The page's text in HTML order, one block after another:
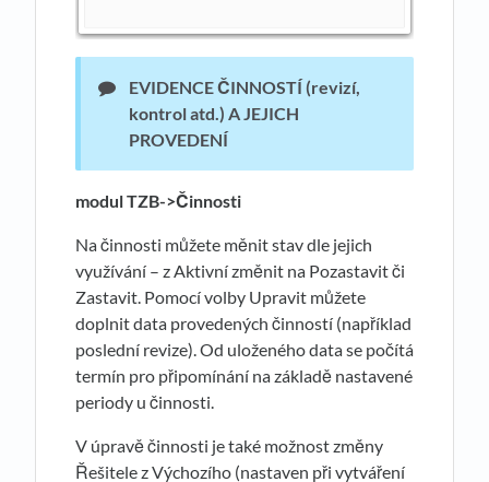
EVIDENCE ČINNOSTÍ (revizí,
kontrol atd.) A JEJICH
PROVEDENÍ
modul TZB->Činnosti
Na činnosti můžete měnit stav dle jejich
využívání – z Aktivní změnit na Pozastavit či
Zastavit. Pomocí volby Upravit můžete
doplnit data provedených činností (například
poslední revize). Od uloženého data se počítá
termín pro připomínání na základě nastavené
periody u činnosti.
V úpravě činnosti je také možnost změny
Řešitele z Výchozího (nastaven při vytváření